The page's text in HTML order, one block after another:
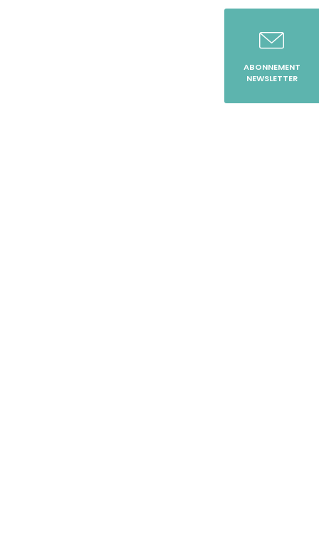
ABONNEMENT
NEWSLETTER